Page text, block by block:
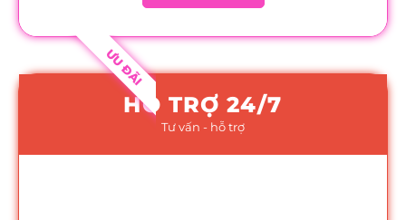
ƯU ĐÃI
HỖ TRỢ 24/7
Tư vấn - hỗ trợ